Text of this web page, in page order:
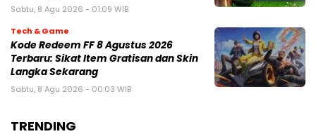
Sabtu, 8 Agu 2026 - 01:09 WIB
Tech & Game
Kode Redeem FF 8 Agustus 2026
Terbaru: Sikat Item Gratisan dan Skin
Langka Sekarang
Sabtu, 8 Agu 2026 - 00:03 WIB
TRENDING